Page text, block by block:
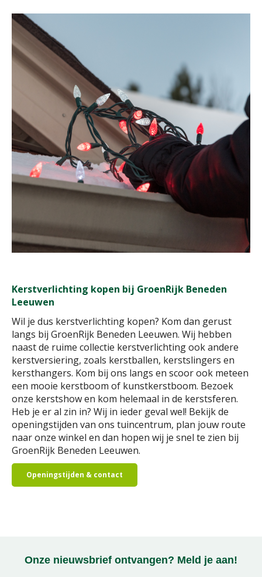
Kerstverlichting kopen bij GroenRijk Beneden
Leeuwen
Wil je dus kerstverlichting kopen? Kom dan gerust
langs bij GroenRijk Beneden Leeuwen. Wij hebben
naast de ruime collectie kerstverlichting ook andere
kerstversiering, zoals kerstballen, kerstslingers en
kersthangers. Kom bij ons langs en scoor ook meteen
een mooie kerstboom of kunstkerstboom. Bezoek
onze kerstshow en kom helemaal in de kerstsferen.
Heb je er al zin in? Wij in ieder geval wel! Bekijk de
openingstijden van ons tuincentrum, plan jouw route
naar onze winkel en dan hopen wij je snel te zien bij
GroenRijk Beneden Leeuwen.
Openingstijden & contact
Onze nieuwsbrief ontvangen? Meld je aan!